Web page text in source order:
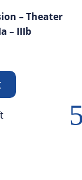
– Theater
– IIIb